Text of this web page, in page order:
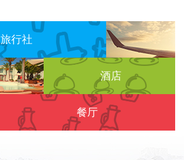
旅行社
酒店
餐厅